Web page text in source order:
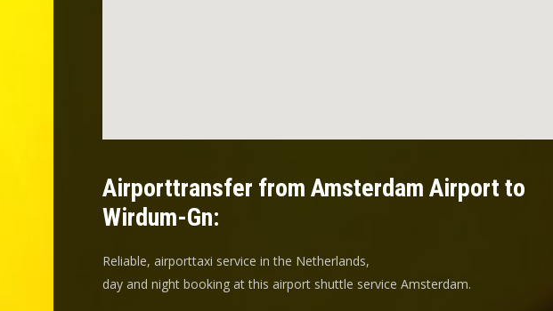
Airporttransfer from Amsterdam Airport to
Wirdum-Gn:
Reliable, airporttaxi service in the Netherlands,
day and night booking at this airport shuttle service Amsterdam.